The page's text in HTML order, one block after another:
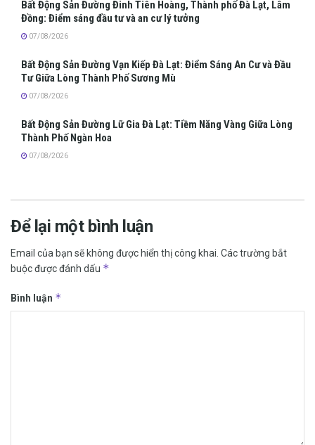
Bất Động Sản Đường Đinh Tiên Hoàng, Thành phố Đà Lạt, Lâm
Đồng: Điểm sáng đầu tư và an cư lý tưởng
07/08/2026
Bất Động Sản Đường Vạn Kiếp Đà Lạt: Điểm Sáng An Cư và Đầu
Tư Giữa Lòng Thành Phố Sương Mù
07/08/2026
Bất Động Sản Đường Lữ Gia Đà Lạt: Tiềm Năng Vàng Giữa Lòng
Thành Phố Ngàn Hoa
07/08/2026
Để lại một bình luận
Email của bạn sẽ không được hiển thị công khai. Các trường bắt
buộc được đánh dấu *
Bình luận *